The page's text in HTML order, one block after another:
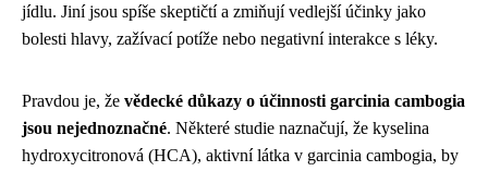
jídlu. Jiní jsou spíše skeptičtí a zmiňují vedlejší účinky jako
bolesti hlavy, zažívací potíže nebo negativní interakce s léky.
Pravdou je, že vědecké důkazy o účinnosti garcinia cambogia
jsou nejednoznačné. Některé studie naznačují, že kyselina
hydroxycitronová (HCA), aktivní látka v garcinia cambogia, by